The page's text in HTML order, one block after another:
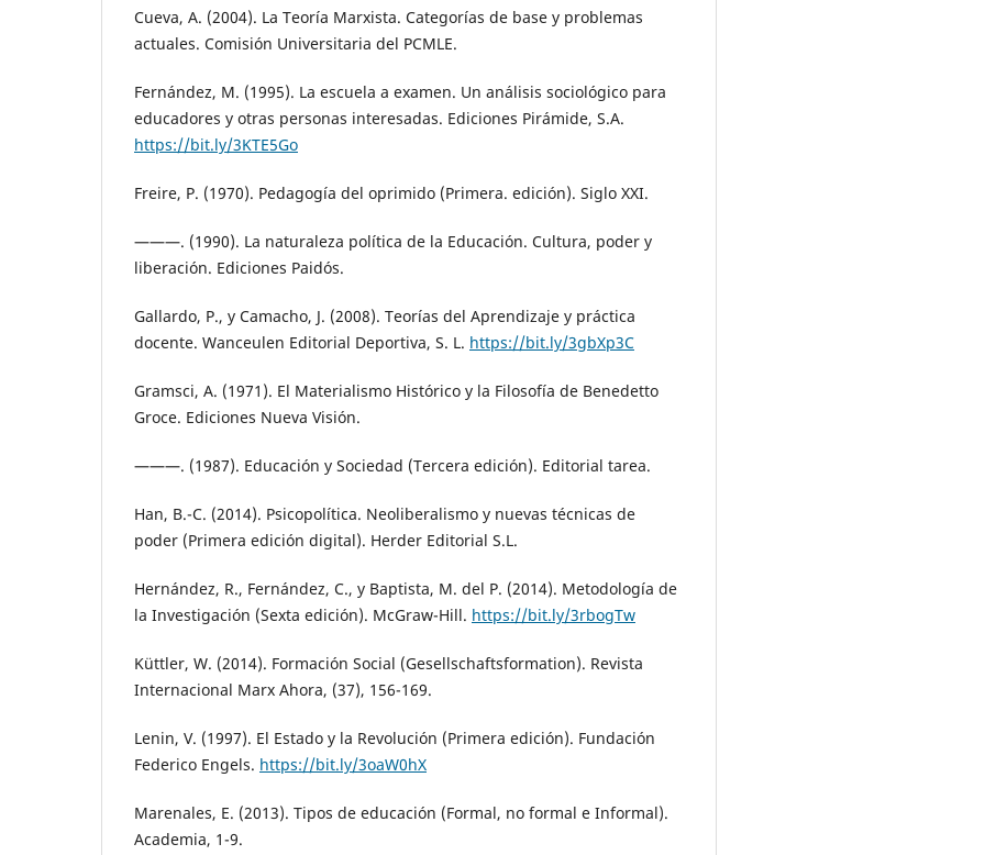
Cueva, A. (2004). La Teoría Marxista. Categorías de base y problemas
actuales. Comisión Universitaria del PCMLE.
Fernández, M. (1995). La escuela a examen. Un análisis sociológico para
educadores y otras personas interesadas. Ediciones Pirámide, S.A.
https://bit.ly/3KTE5Go
Freire, P. (1970). Pedagogía del oprimido (Primera. edición). Siglo XXI.
———. (1990). La naturaleza política de la Educación. Cultura, poder y
liberación. Ediciones Paidós.
Gallardo, P., y Camacho, J. (2008). Teorías del Aprendizaje y práctica
docente. Wanceulen Editorial Deportiva, S. L. https://bit.ly/3gbXp3C
Gramsci, A. (1971). El Materialismo Histórico y la Filosofía de Benedetto
Groce. Ediciones Nueva Visión.
———. (1987). Educación y Sociedad (Tercera edición). Editorial tarea.
Han, B.-C. (2014). Psicopolítica. Neoliberalismo y nuevas técnicas de
poder (Primera edición digital). Herder Editorial S.L.
Hernández, R., Fernández, C., y Baptista, M. del P. (2014). Metodología de
la Investigación (Sexta edición). McGraw-Hill. https://bit.ly/3rbogTw
Küttler, W. (2014). Formación Social (Gesellschaftsformation). Revista
Internacional Marx Ahora, (37), 156-169.
Lenin, V. (1997). El Estado y la Revolución (Primera edición). Fundación
Federico Engels. https://bit.ly/3oaW0hX
Marenales, E. (2013). Tipos de educación (Formal, no formal e Informal).
Academia, 1-9.